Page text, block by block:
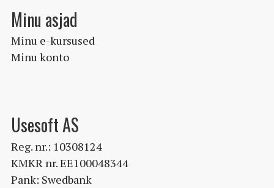
Minu asjad
Minu e-kursused
Minu konto
Usesoft AS
Reg. nr.: 10308124
KMKR nr. EE100048344
Pank: Swedbank